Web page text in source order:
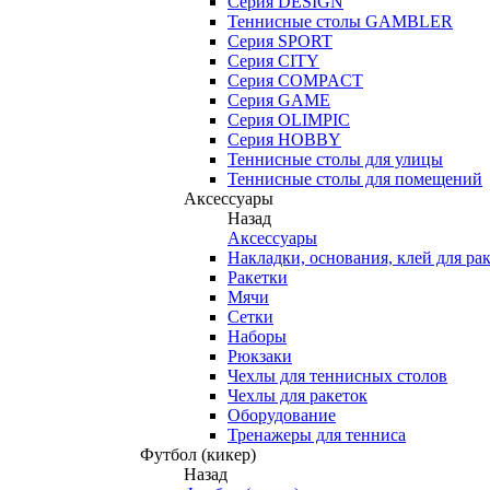
Теннисные столы GAMBLER
Серия SPORT
Серия CITY
Серия COMPACT
Серия GAME
Серия OLIMPIC
Серия HOBBY
Теннисные столы для улицы
Теннисные столы для помещений
Аксессуары
Назад
Аксессуары
Накладки, основания, клей для
Ракетки
Мячи
Сетки
Наборы
Рюкзаки
Чехлы для теннисных столов
Чехлы для ракеток
Оборудование
Тренажеры для тенниса
Футбол (кикер)
Назад